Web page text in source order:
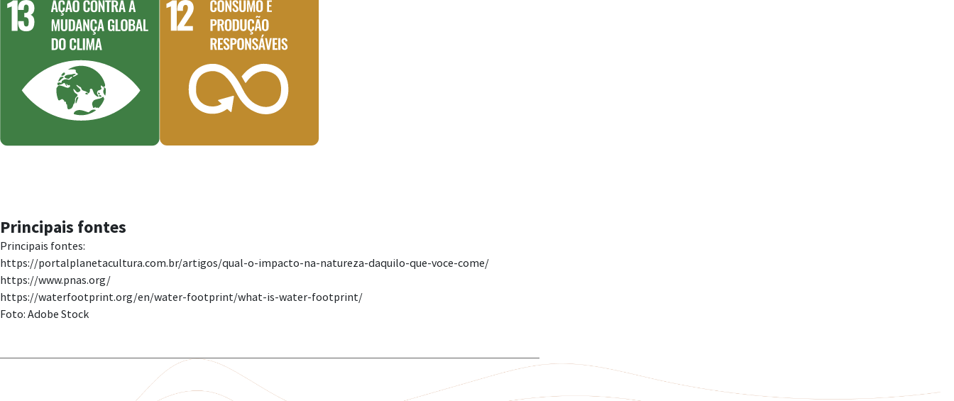
Principais fontes
Principais fontes:
https://portalplanetacultura.com.br/artigos/qual-o-impacto-na-natureza-daquilo-que-voce-come/
https://www.pnas.org/
https://waterfootprint.org/en/water-footprint/what-is-water-footprint/
Foto: Adobe Stock